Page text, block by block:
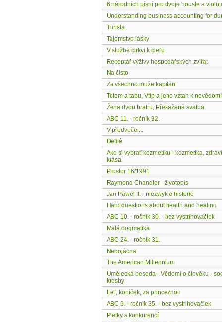
6 národních písní pro dvoje housle a violu
Understanding business accounting for
Turista
Tajomstvo lásky
V službe cirkvi k cieľu
Receptář výživy hospodářských zvířat
Na čisto
Za všechno muže kapitán
Totem a tabu, Vtip a jeho vztah k nevědomí
Žena dvou bratru, Překažená svatba
ABC 11. - ročník 32.
V předvečer...
Defilé
Ako si vybrať kozmetiku - kozmetika,
krása
Prostor 16/1991
Raymond Chandler - životopis
Jan Pawel II. - niezwykle historie
Hard questions about health and healing
ABC 10. - ročník 30. - bez vystrihovačiek
Malá dogmatika
ABC 24. - ročník 31.
Nebojácna
The American Millennium
Umělecká beseda - Vědomí o člověku -
kresby
Leť, koníček, za princeznou
ABC 9. - ročník 35. - bez vystrihovačiek
Pletky s konkurencí